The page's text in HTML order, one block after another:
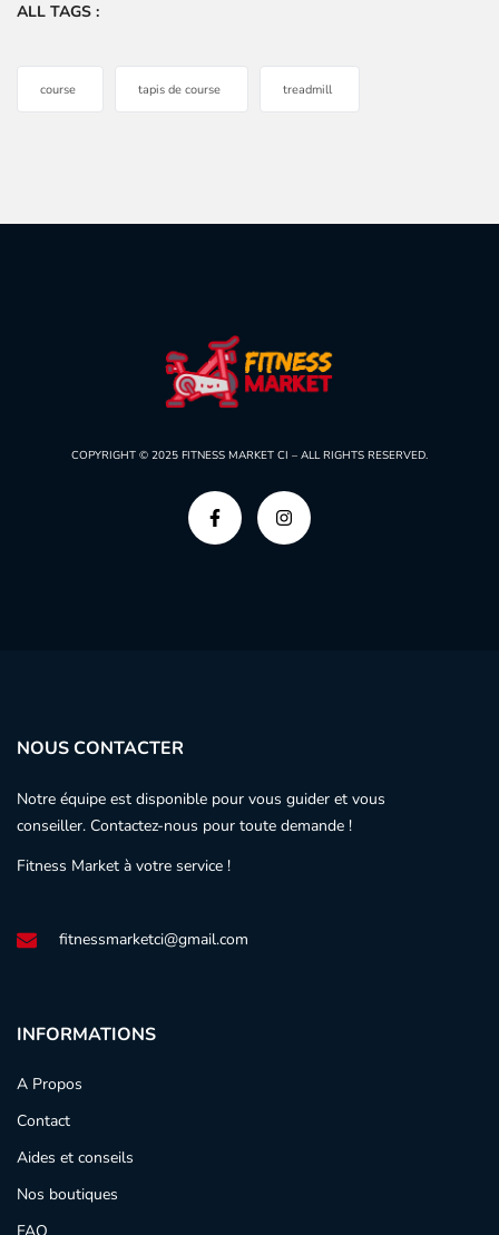
ALL TAGS :
course tapis de course treadmill
NOUS CONTACTER
Notre équipe est disponible pour vous guider et vous
conseiller. Contactez-nous pour toute demande !
Fitness Market à votre service !
fitnessmarketci@gmail.com
COPYRIGHT © 2025 FITNESS MARKET CI – ALL RIGHTS RESERVED.
INFORMATIONS
A Propos
Contact
Aides et conseils
Nos boutiques